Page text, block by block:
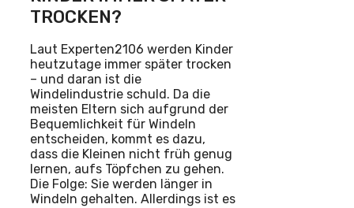
TROCKEN?
Laut Experten2106 werden Kinder
heutzutage immer später trocken
– und daran ist die
Windelindustrie schuld. Da die
meisten Eltern sich aufgrund der
Bequemlichkeit für Windeln
entscheiden, kommt es dazu,
dass die Kleinen nicht früh genug
lernen, aufs Töpfchen zu gehen.
Die Folge: Sie werden länger in
Windeln gehalten. Allerdings ist es